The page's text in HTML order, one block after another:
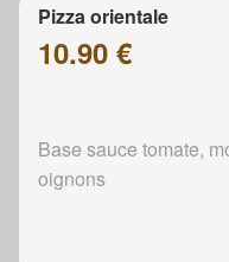
Pizza orientale
10.90 €
Base sauce tomate,
oignons